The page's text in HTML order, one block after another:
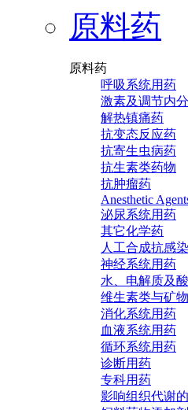
原料药
原料药
呼吸系统用药
激素及调节内
解热镇痛药
抗变态反应药
抗寄生虫病药
抗生素类药物
抗肿瘤药
Anesthetic
泌尿系统用药
其它化学药
人工合成抗感
神经系统用药
水、电解质及
维生素类与矿
消化系统用药
血液系统用药
循环系统用药
诊断用药
专科用药
影响组织代谢